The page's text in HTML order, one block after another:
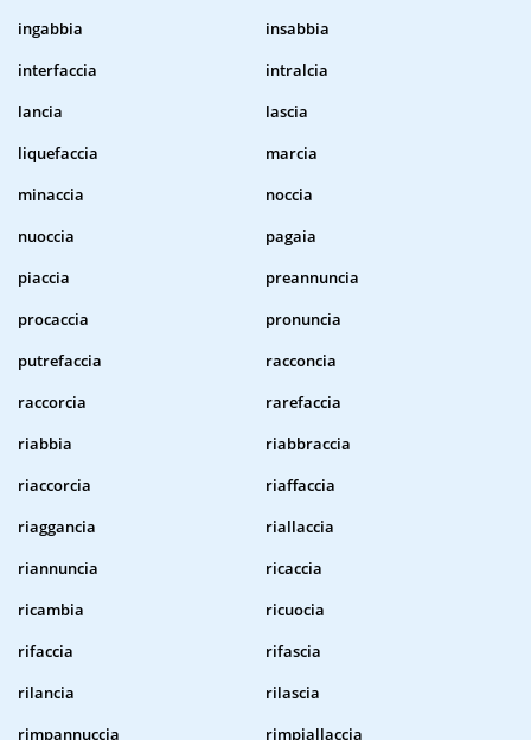
ingabbia
insabbia
interfaccia
intralcia
lancia
lascia
liquefaccia
marcia
minaccia
noccia
nuoccia
pagaia
piaccia
preannuncia
procaccia
pronuncia
putrefaccia
racconcia
raccorcia
rarefaccia
riabbia
riabbraccia
riaccorcia
riaffaccia
riaggancia
riallaccia
riannuncia
ricaccia
ricambia
ricuocia
rifaccia
rifascia
rilancia
rilascia
rimpannuccia
rimpiallaccia